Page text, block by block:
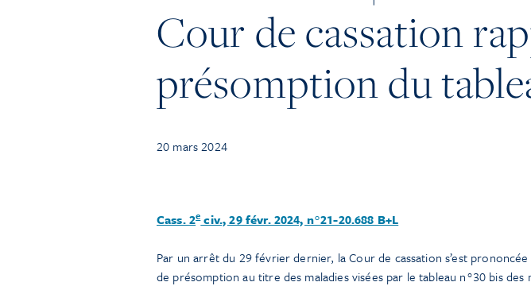
Cour de cassation
présomption du
20 mars 2024
Cass. 2eciv., 29 févr. 2024, n°21-20.688 B+L
Par un arrêt du 29 février dernier, la Cour de cassation s’est prononcée
de présomption au titre des maladies visées par le tableau n°30 bis des